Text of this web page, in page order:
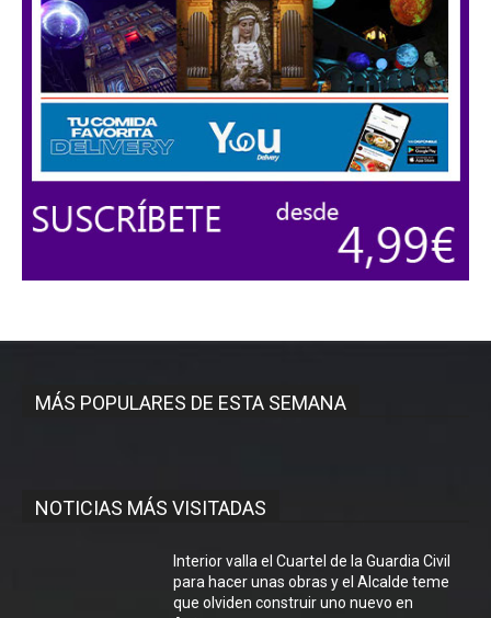
MÁS POPULARES DE ESTA SEMANA
NOTICIAS MÁS VISITADAS
Interior valla el Cuartel de la Guardia Civil
para hacer unas obras y el Alcalde teme
que olviden construir uno nuevo en